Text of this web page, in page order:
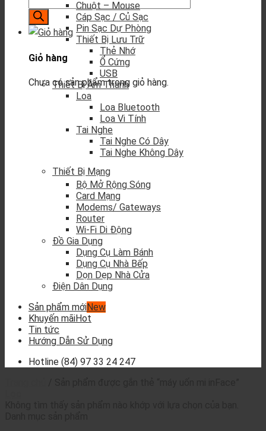
Giỏ hàng
Chưa có sản phẩm trong giỏ hàng.
Chuột – Mouse
Cáp Sạc / Củ Sạc
Pin Sạc Dự Phòng
Thiết Bị Lưu Trữ
Thẻ Nhớ
Ổ Cứng
USB
Thiết Bị Âm Thanh
Loa
Loa Bluetooth
Loa Vi Tính
Tai Nghe
Tai Nghe Có Dây
Tai Nghe Không Dây
Thiết Bị Mạng
Bộ Mở Rộng Sóng
Card Mạng
Modems/ Gateways
Router
Wi-Fi Di Động
Đồ Gia Dụng
Dụng Cụ Làm Bánh
Dụng Cụ Nhà Bếp
Dọn Dẹp Nhà Cửa
Điện Dân Dụng
Sản phẩm mới
Khuyến mãi
Tin tức
Hướng Dẫn Sử Dụng
Hotline (84) 97 33 24 247